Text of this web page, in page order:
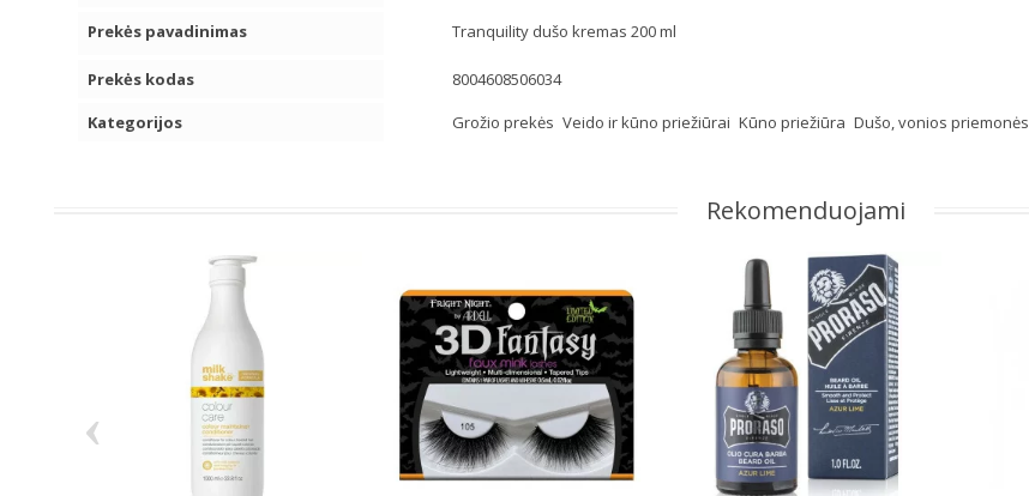
Prekės pavadinimas
Tranquility dušo kremas 200 ml
Prekės kodas
8004608506034
Kategorijos
Grožio prekės Veido ir kūno priežiūrai Kūno priežiūra Dušo, vonios priemonės
Rekomenduojami
‹